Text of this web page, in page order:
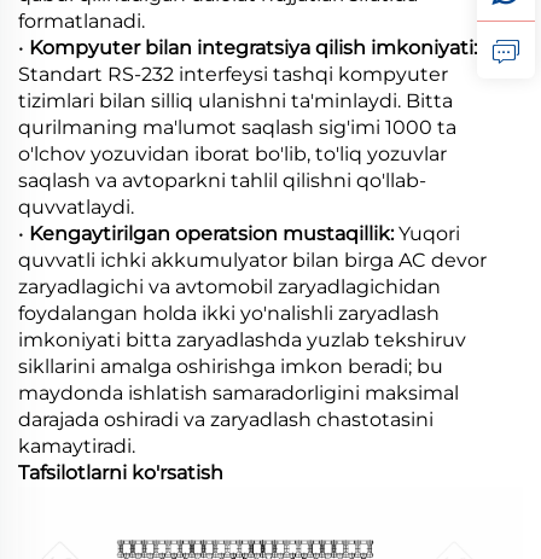
formatlanadi.
• Kompyuter bilan integratsiya qilish imkoniyati:
Standart RS-232 interfeysi tashqi kompyuter
tizimlari bilan silliq ulanishni ta'minlaydi. Bitta
qurilmaning ma'lumot saqlash sig'imi 1000 ta
o'lchov yozuvidan iborat bo'lib, to'liq yozuvlar
saqlash va avtoparkni tahlil qilishni qo'llab-
quvvatlaydi.
• Kengaytirilgan operatsion mustaqillik:Yuqori
quvvatli ichki akkumulyator bilan birga AC devor
zaryadlagichi va avtomobil zaryadlagichidan
foydalangan holda ikki yo'nalishli zaryadlash
imkoniyati bitta zaryadlashda yuzlab tekshiruv
sikllarini amalga oshirishga imkon beradi; bu
maydonda ishlatish samaradorligini maksimal
darajada oshiradi va zaryadlash chastotasini
kamaytiradi.
Tafsilotlarni ko'rsatish